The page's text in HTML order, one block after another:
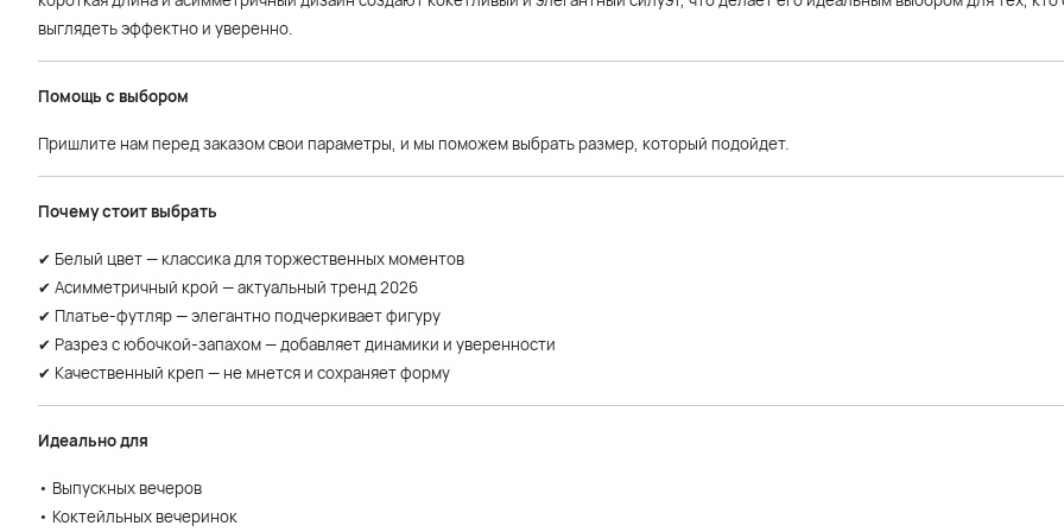
выглядеть эффектно и уверенно.
Помощь с выбором
Пришлите нам перед заказом свои параметры, и мы поможем выбрать размер, который подойдет.
Почему стоит выбрать
✔ Белый цвет — классика для торжественных моментов
✔ Асимметричный крой — актуальный тренд 2026
✔ Платье-футляр — элегантно подчеркивает фигуру
✔ Разрез с юбочкой-запахом — добавляет динамики и уверенности
✔ Качественный креп — не мнется и сохраняет форму
Идеально для
• Выпускных вечеров
• Коктейльных вечеринок